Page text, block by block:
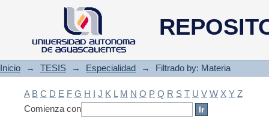
Filtrado by: Materia
Inicio → TESIS → Especialidad → Filtrado by: Materia
A B C D E F G H I J K L M N O P Q R S T U V W X Y Z
Comienza con